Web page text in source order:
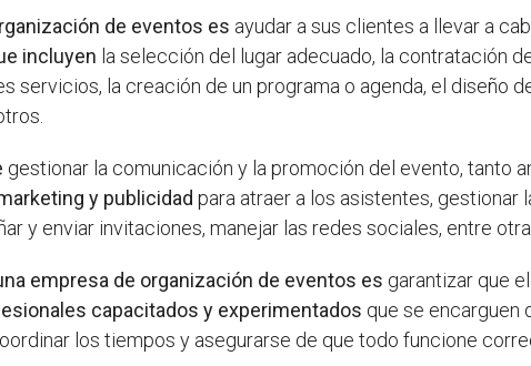
de eventos es ayudar a sus clientes a llevar a
incluyen la selección del lugar adecuado, la contratación
servicios, la creación de un programa o agenda, el diseño
gestionar la comunicación y la promoción del evento, tanto
y publicidad para atraer a los asistentes, gestionar
y enviar invitaciones, manejar las redes sociales, entre
empresa de organización de eventos es garantizar que
capacitados y experimentados que se encarguen
los tiempos y asegurarse de que todo funcione